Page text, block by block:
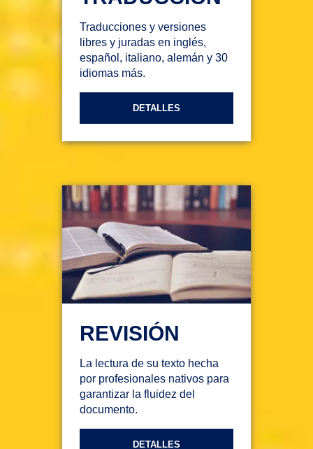
Traducciones y versiones
libres y juradas en inglés,
español, italiano, alemán y 30
idiomas más.
DETALLES
REVISIÓN
La lectura de su texto hecha
por profesionales nativos para
garantizar la fluidez del
documento.
DETALLES